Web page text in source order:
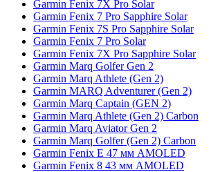
Garmin Fenix 7X Pro Solar
Garmin Fenix 7 Pro Sapphire Solar
Garmin Fenix 7S Pro Sapphire Solar
Garmin Fenix 7 Pro Solar
Garmin Fenix 7X Pro Sapphire Solar
Garmin Marq Golfer Gen 2
Garmin Marq Athlete (Gen 2)
Garmin MARQ Adventurer (Gen 2)
Garmin Marq Captain (GEN 2)
Garmin Marq Athlete (Gen 2) Carbon
Garmin Marq Aviator Gen 2
Garmin Marq Golfer (Gen 2) Carbon
Garmin Fenix E 47 мм AMOLED
Garmin Fenix 8 43 мм AMOLED